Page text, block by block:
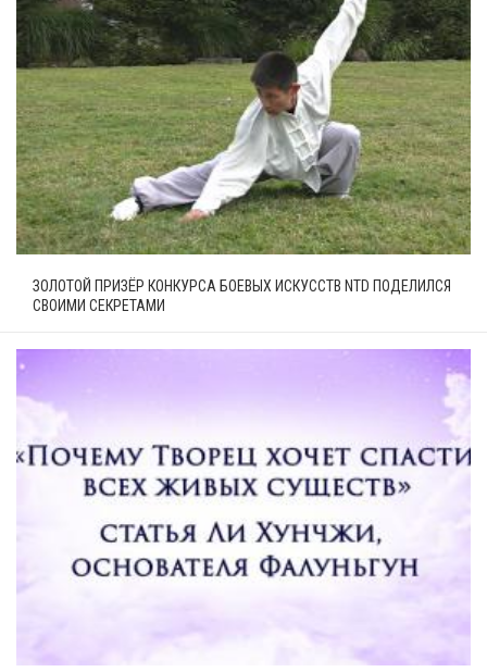
ЗОЛОТОЙ ПРИЗЁР КОНКУРСА БОЕВЫХ ИСКУССТВ NTD ПОДЕЛИЛСЯ
СВОИМИ СЕКРЕТАМИ